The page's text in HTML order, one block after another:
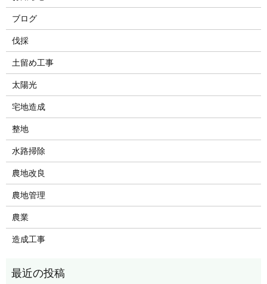
ブログ
伐採
土留め工事
太陽光
宅地造成
整地
水路掃除
農地改良
農地管理
農業
造成工事